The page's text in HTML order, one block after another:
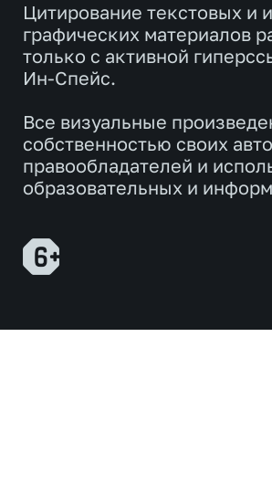
Цитирование текстовых и
графических материалов
только с активной
Ин-Спейс.
Все визуальные
собственностью своих
правообладателей и
образовательных и